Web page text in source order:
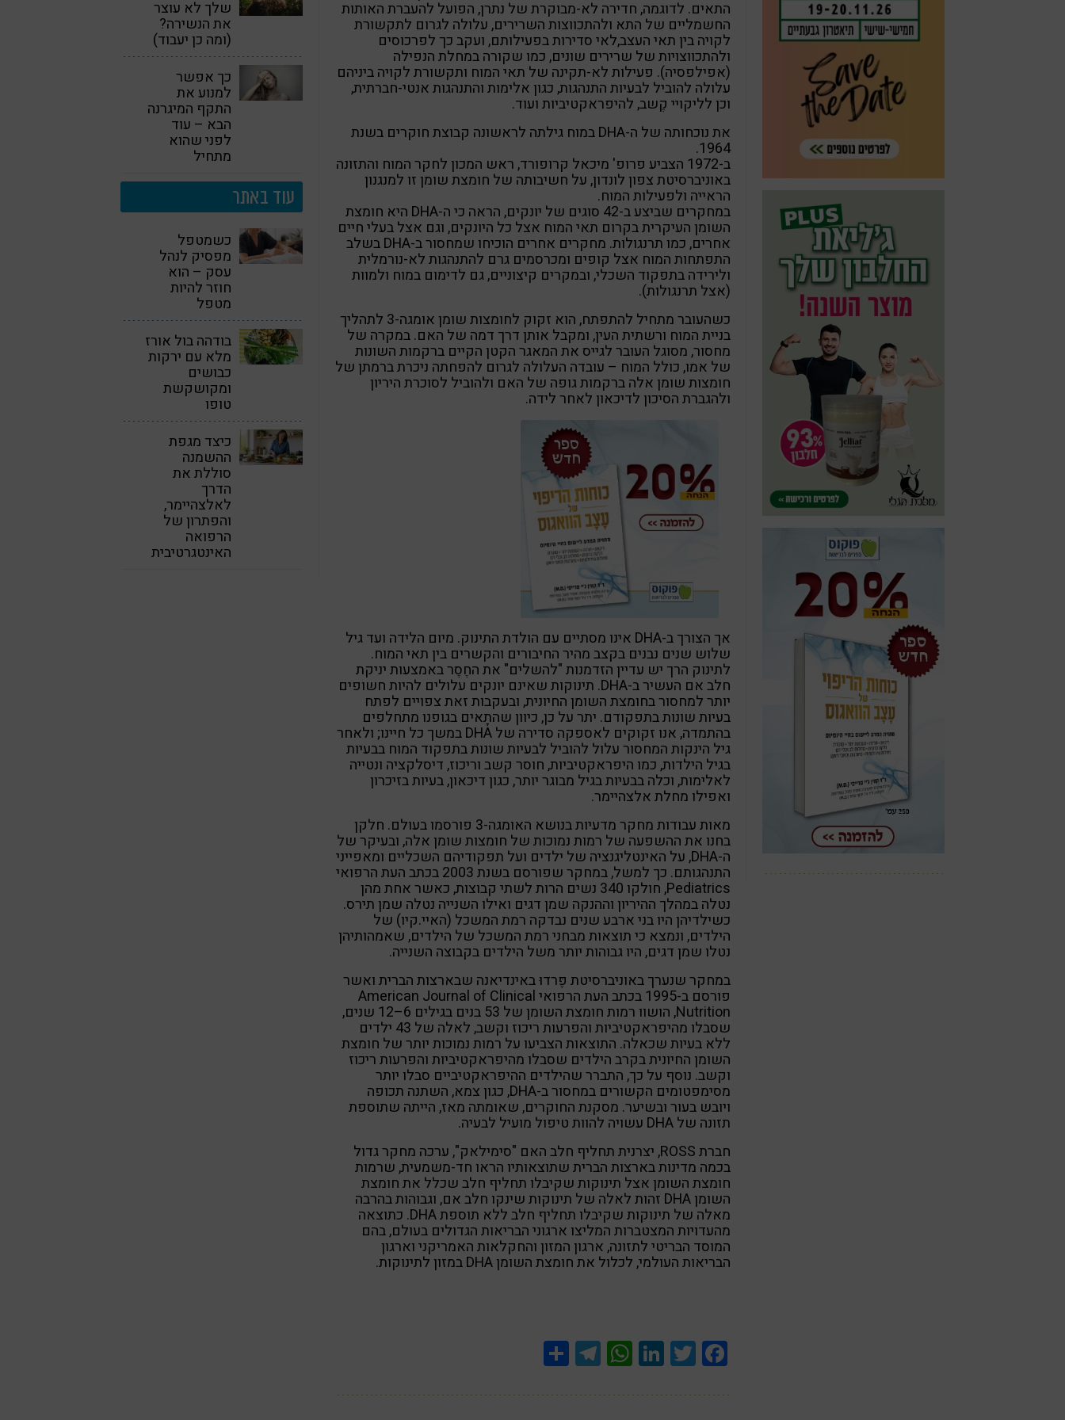
התאים. לדוגמה, חדירה לא-מבוקרת של נתרן, הפועל להעברת האותות
החשמליים של התא ולהתכווצות השרירים, עלולה לגרום לתקשורת
לקויה בין תאי העצב,לאי סדירות בפעילותם, ועקב כך לפרכוסים
ולהתכווצויות של שרירים שונים, כמו שקורה במחלת הנפילה
(אפילפסיה). פעילות לא-תקינה של תאי המוח ותקשורת לקויה ביניהם
עלולה להוביל לבעיות התנהגות, כגון אלימות והתנהגות אנטי-חברתית,
וכן לליקויי קֶשב, להיפראקטיביות ועוד.
את נוכחותה של ה-DHA במוח גילתה לראשונה קבוצת חוקרים בשנת
1964.
ב-1972 הצביע פרופ' מיכאל קרופורד, ראש המכון לחקר המוח והתזונה
באוניברסיטת צפון לונדון, על חשיבותה של חומצת שומן זו למנגנון
הראייה ולפעילות המוח.
במחקרים שביצע ב-42 סוגים של יונקים, הראה כי ה-DHA היא חומצת
השומן העיקרית בקרום תאי המוח אצל כל היונקים, וגם אצל בעלי חיים
אחרים, כמו תרנגולות. מחקרים אחרים הוכיחו שמחסור ב-DHA בשלב
התפתחות המוח אצל קופים ומכרסמים גרם להתנהגות לא-נורמלית
ולירידה בתפקוד השכלי, ובמקרים קיצוניים, גם לדימום במוח ולמוות
(אצל תרנגולות).
כשהעובר מתחיל להתפתח, הוא זקוק לחומצות שומן אומגה-3 לתהליך
בניית המוח ורשתית העין, ומקבל אותן דרך דמה של האם. במקרה של
מחסור, מסוגל העובר לגייס את המאגר הקטן הקיים ברקמות השונות
של אמו, כולל המוח – עובדה העלולה לגרום להפחתה ניכרת ברמתן של
חומצות שומן אלה ברקמות גופה של האם ולהוביל לסוכרת היריון
ולהגברת הסיכון לדיכאון לאחר לידה.
אך הצורך ב-DHA אינו מסתיים עם הולדת התינוק. מיום הלידה ועד גיל
שלוש שנים נבנים בקצב מהיר החיבורים והקשרים בין תאי המוח.
לתינוק הרך יש עדיין הזדמנות "להשלים" את החֶסֶר באמצעות יניקת
חלב אם העשיר ב-DHA. תינוקות שאינם יונקים עלולים להיות חשופים
יותר למחסור בחומצת השומן החיונית, ובעקבות זאת צפויים לפתח
בעיות שונות בתפקודם. יתר על כן, כיוון שהתָאים בגופנו מתחלפים
בהתמדה, אנו זקוקים לאספקה סדירה של DHA במשך כל חיינו; ולאחר
גיל הינקות המחסור עלול להוביל לבעיות שונות בתפקוד המוח בבעיות
בגיל הילדות, כמו היפראקטיביות, חוסר קשב וריכוז, דיסלקציה ונטייה
לאלימות, וכלה בבעיות בגיל מבוגר יותר, כגון דיכאון, בעיות בזיכרון
ואפילו מחלת אלצהיימר.
מאות עבודות מחקר מדעיות בנושא האומגה-3 פורסמו בעולם. חלקן
בחנו את ההשפעה של רמות נמוכות של חומצות שומן אלה, ובעיקר של
ה-DHA, על האינטליגנציה של ילדים ועל תפקודיהם השכליים ומאפייני
התנהגותם. כך למשל, במחקר שפורסם בשנת 2003 בכתב העת הרפואי
Pediatrics, חולקו 340 נשים הרות לשתי קבוצות, כאשר אחת מהן
נטלה במהלך ההיריון וההנקה שמן דגים ואילו השנייה נטלה שמן תירס.
כשילדיהן היו בני ארבע שנים נבדקה רמת המשכל (האיי.קיו) של
הילדים, ונמצא כי תוצאות מבחני רמת המשכל של הילדים, שאמהותיהן
נטלו שמן דגים, היו גבוהות יותר משל הילדים בקבוצה השנייה.
במחקר שנערך באוניברסיטת פֶּרדוּ באינדיאנה שבארצות הברית ואשר
פורסם ב-1995 בכתב העת הרפואי American Journal of Clinical
Nutrition, הושוו רמות חומצת השומן של 53 בנים בגילים 6–12 שנים,
שסבלו מהיפראקטיביות והפרעות ריכוז וקשב, לאלה של 43 ילדים
ללא בעיות שכאלה. התוצאות הצביעו על רמות נמוכות יותר של חומצת
השומן החיונית בקרב הילדים שסבלו מהיפראקטיביות והפרעות ריכוז
וקשב. נוסף על כך, התברר שהילדים ההיפראקטיביים סבלו יותר
מסימפטומים הקשורים במחסור ב-DHA, כגון צמא, השתנה תכופה
ויובש בעור ובשיער. מסקנת החוקרים, שאומתה מאז, הייתה שתוספת
תזונה של DHA עשויה להוות טיפול מועיל לבעיה.
חברת ROSS, יצרנית תחליף חלב האם "סימילאק", ערכה מחקר גדול
בכמה מדינות בארצות הברית שתוצאותיו הראו חד-משמעית, שרמות
חומצת השומן אצל תינוקות שקיבלו תחליף חלב שכלל את חומצת
השומן DHA זהות לאלה של תינוקות שינקו חלב אם, וגבוהות בהרבה
מאלה של תינוקות שקיבלו תחליף חלב ללא תוספת DHA. כתוצאה
מהעדויות המצטברות המליצו ארגוני הבריאות הגדולים בעולם, בהם
המוסד הבריטי לתזונה, ארגון המזון והחקלאות האמריקני וארגון
הבריאות העולמי, לכלול את חומצת השומן DHA במזון לתינוקות.
Facebook
Twitter
LinkedIn
WhatsApp
Telegram
שלך לא עוצר
את הנשירה?
(ומה כן יעבוד)
כך אפשר
למנוע את
התקף המיגרנה
הבא – עוד
לפני שהוא
מתחיל
עוד באתר
כשמטפל
מפסיק לנהל
עסק – הוא
חוזר להיות
מטפל
בודהה בול אורז
מלא עם ירקות
כבושים
ומקושקשת
טופו
כיצד מגפת
ההשמנה
סוללת את
הדרך
לאלצהיימר,
והפתרון של
הרפואה
האינטגרטיבית